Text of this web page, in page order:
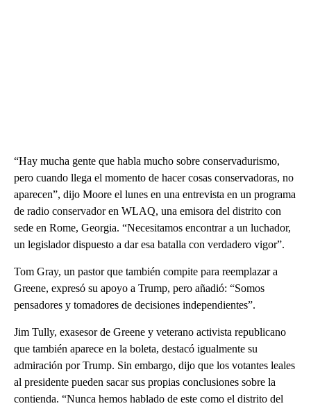
“Hay mucha gente que habla mucho sobre conservadurismo,
pero cuando llega el momento de hacer cosas conservadoras, no
aparecen”, dijo Moore el lunes en una entrevista en un programa
de radio conservador en WLAQ, una emisora del distrito con
sede en Rome, Georgia. “Necesitamos encontrar a un luchador,
un legislador dispuesto a dar esa batalla con verdadero vigor”.
Tom Gray, un pastor que también compite para reemplazar a
Greene, expresó su apoyo a Trump, pero añadió: “Somos
pensadores y tomadores de decisiones independientes”.
Jim Tully, exasesor de Greene y veterano activista republicano
que también aparece en la boleta, destacó igualmente su
admiración por Trump. Sin embargo, dijo que los votantes leales
al presidente pueden sacar sus propias conclusiones sobre la
contienda. “Nunca hemos hablado de este como el distrito del